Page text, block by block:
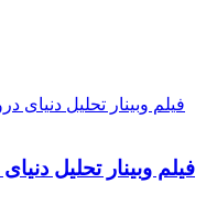
فیلم وبینار تحلیل